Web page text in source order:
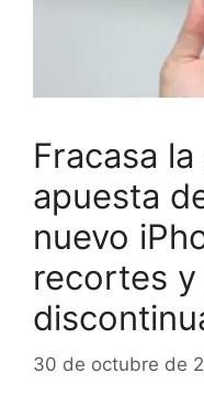
Fracasa
apuesta
nuevo
recortes
30 de octubre de